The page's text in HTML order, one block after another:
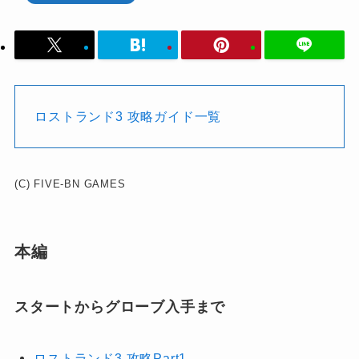
ロストランド3 攻略ガイド一覧
(C) FIVE-BN GAMES
本編
スタートからグローブ入手まで